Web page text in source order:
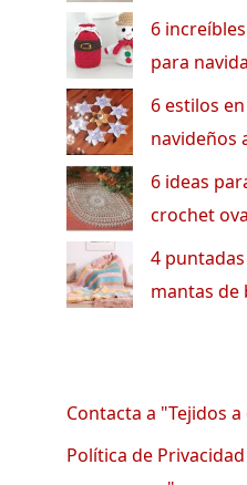
6
para
6 estilos
navideños
6 ideas
crochet
4
mantas de
Contacta a "Tejidos
Política de